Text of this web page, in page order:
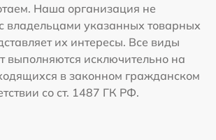
Наша организация не
владельцами указанных товарных
их интересы. Все виды
выполняются исключительно на
в законном гражданском
со ст. 1487 ГК РФ.